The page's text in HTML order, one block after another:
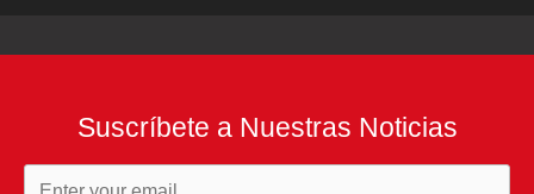
Suscríbete a Nuestras Noticias